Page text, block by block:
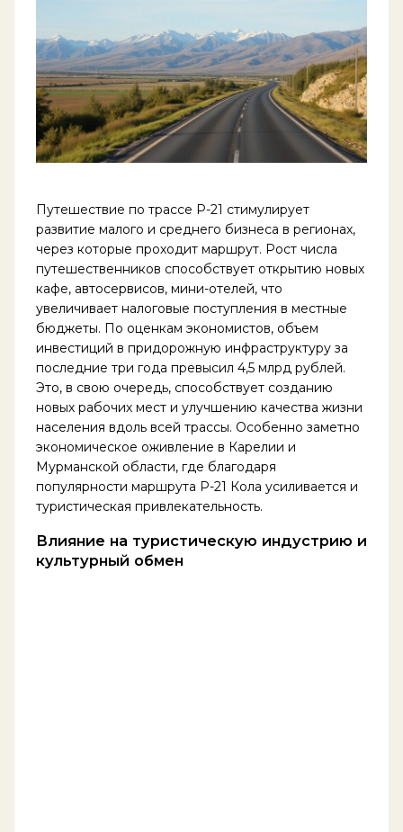
Путешествие по трассе Р-21 стимулирует
развитие малого и среднего бизнеса в регионах,
через которые проходит маршрут. Рост числа
путешественников способствует открытию новых
кафе, автосервисов, мини-отелей, что
увеличивает налоговые поступления в местные
бюджеты. По оценкам экономистов, объем
инвестиций в придорожную инфраструктуру за
последние три года превысил 4,5 млрд рублей.
Это, в свою очередь, способствует созданию
новых рабочих мест и улучшению качества жизни
населения вдоль всей трассы. Особенно заметно
экономическое оживление в Карелии и
Мурманской области, где благодаря
популярности маршрута Р-21 Кола усиливается и
туристическая привлекательность.
Влияние на туристическую индустрию и
культурный обмен